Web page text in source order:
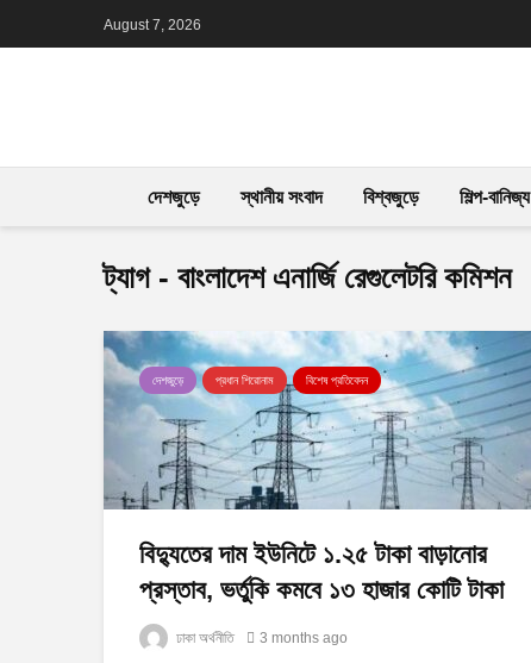
August 7, 2026
দেশজুড়ে স্থানীয় সংবাদ বিশ্বজুড়ে শিল্প-বানিজ্য
ট্যাগ - বাংলাদেশ এনার্জি রেগুলেটরি কমিশন
দেশজুড়ে প্রধান শিরোনাম বিশেষ প্রতিবেদন
বিদ্যুতের দাম ইউনিটে ১.২৫ টাকা বাড়ানোর
প্রস্তাব, ভর্তুকি কমবে ১৩ হাজার কোটি টাকা
ঢাকা অর্থনীতি 3 months ago